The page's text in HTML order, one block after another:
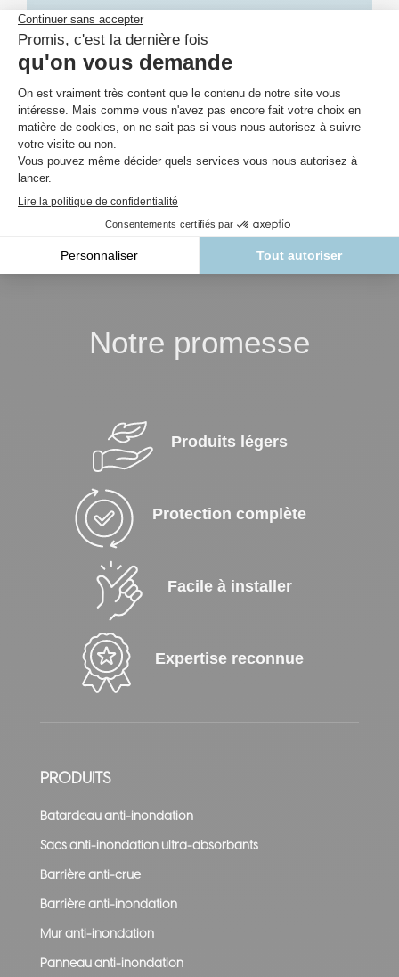
Vertu Protect
Votre partenaire de confiance pour des solutions
de protection fiables et de qualité.
Notre promesse
Produits légers
Protection complète
Facile à installer
Expertise reconnue
PRODUITS
Batardeau anti-inondation
Sacs anti-inondation ultra-absorbants
Barrière anti-crue
Barrière anti-inondation
Mur anti-inondation
Panneau anti-inondation